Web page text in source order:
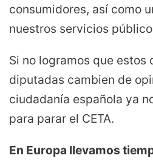
consumidores, así como
nuestros servicios
Si no logramos que estos
diputadas cambien de
ciudadanía española ya
para parar el CETA.
En Europa llevamos